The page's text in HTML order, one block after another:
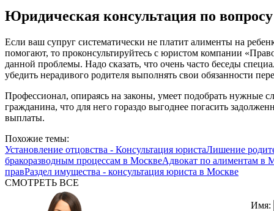
Юридическая консультация по
Если ваш супруг систематически не платит алименты на
помогают, то проконсультируйтесь с юристом компании
данной проблемы. Надо сказать, что очень часто беседы
убедить нерадивого родителя выполнять свои обязанности
Профессионал, опираясь на законы, умеет подобрать нужные
гражданина, что для него гораздо выгоднее погасить
выплаты.
Похожие темы:
Установление отцовства - Консультация юристаЛишение
бракоразводным процессам в МосквеАдвокат по алиментам в
правРаздел имущества - консультация юриста в Москве
СМОТРЕТЬ ВСЕ
Имя: